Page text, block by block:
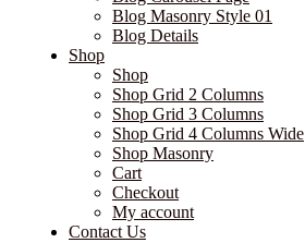
Blog Masonry Style 01
Blog Details
Shop
Shop
Shop Grid 2 Columns
Shop Grid 3 Columns
Shop Grid 4 Columns Wide
Shop Masonry
Cart
Checkout
My account
Contact Us